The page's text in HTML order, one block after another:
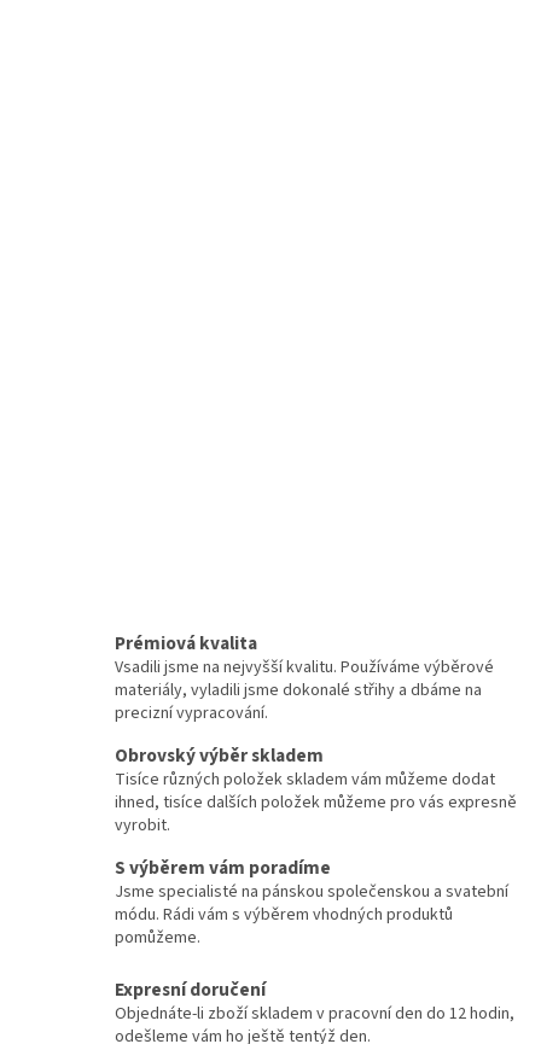
Prémiová kvalita
Vsadili jsme na nejvyšší kvalitu. Používáme výběrové
materiály, vyladili jsme dokonalé střihy a dbáme na
precizní vypracování.
Obrovský výběr skladem
Tisíce různých položek skladem vám můžeme dodat
ihned, tisíce dalších položek můžeme pro vás expresně
vyrobit.
S výběrem vám poradíme
Jsme specialisté na pánskou společenskou a svatební
módu. Rádi vám s výběrem vhodných produktů
pomůžeme.
Expresní doručení
Objednáte-li zboží skladem v pracovní den do 12 hodin,
odešleme vám ho ještě tentýž den.